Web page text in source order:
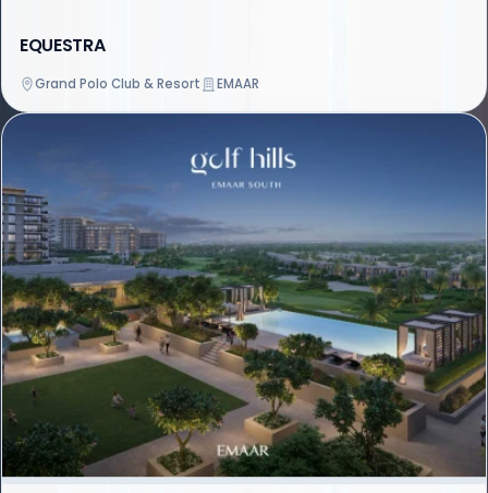
EQUESTRA
Grand Polo Club & Resort EMAAR